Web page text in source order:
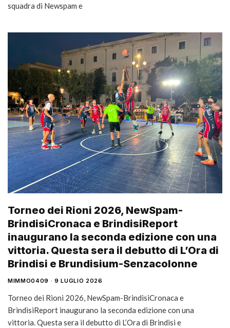
squadra di Newspam e
Torneo dei Rioni 2026, NewSpam-
BrindisiCronaca e BrindisiReport
inaugurano la seconda edizione con una
vittoria. Questa sera il debutto di L’Ora di
Brindisi e Brundisium-Senzacolonne
MIMMO0409 9 LUGLIO 2026
Torneo dei Rioni 2026, NewSpam-BrindisiCronaca e
BrindisiReport inaugurano la seconda edizione con una
vittoria. Questa sera il debutto di L’Ora di Brindisi e